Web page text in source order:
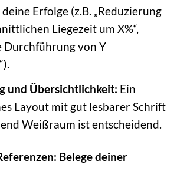
Erfolge (z.B. „Reduzierung
Liegezeit um X%“,
Durchführung von Y
und Übersichtlichkeit: Ein
Layout mit gut lesbarer Schrift
Weißraum ist entscheidend.
Belege deiner